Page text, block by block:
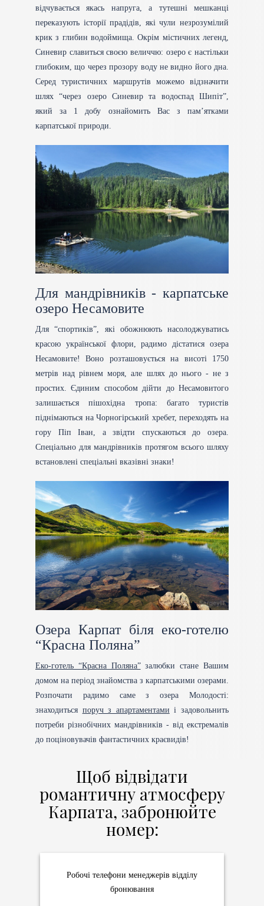
відчувається якась напруга, а тутешні мешканці
переказують історії прадідів, які чули незрозумілий
крик з глибин водоймища. Окрім містичних легенд,
Синевир славиться своєю величчю: озеро є настільки
глибоким, що через прозору воду не видно його дна.
Серед туристичних маршрутів можемо відзначити
шлях “через озеро Синевир та водоспад Шипіт”,
який за 1 добу ознайомить Вас з пам’ятками
карпатської природи.
Для мандрівників - карпатське
озеро Несамовите
Для “спортиків”, які обожнюють насолоджуватись
красою української флори, радимо дістатися озера
Несамовите! Воно розташовується на висоті 1750
метрів над рівнем моря, але шлях до нього - не з
простих. Єдиним способом дійти до Несамовитого
залишається пішохідна тропа: багато туристів
піднімаються на Чорногірський хребет, переходять на
гору Піп Іван, а звідти спускаються до озера.
Спеціально для мандрівників протягом всього шляху
встановлені спеціальні вказівні знаки!
Озера Карпат біля еко-готелю
“Красна Поляна”
Еко-готель “Красна Поляна”залюбки стане Вашим
домом на період знайомства з карпатськими озерами.
Розпочати радимо саме з озера Молодості:
знаходиться поруч з апартаментами і задовольнить
потреби різнобічних мандрівників - від екстремалів
до поціновувачів фантастичних краєвидів!
Щоб відвідати
романтичну атмосферу
Карпата, забронюйте
номер:
Робочі телефони менеджерів відділу
бронювання